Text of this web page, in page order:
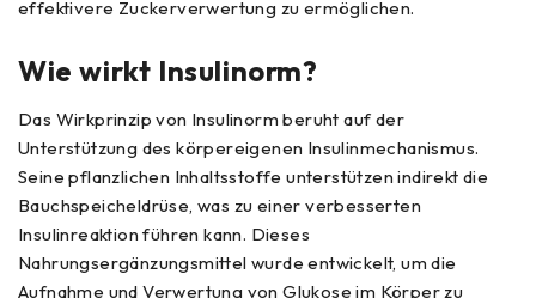
effektivere Zuckerverwertung zu ermöglichen.
Wie wirkt Insulinorm?
Das Wirkprinzip von Insulinorm beruht auf der
Unterstützung des körpereigenen Insulinmechanismus.
Seine pflanzlichen Inhaltsstoffe unterstützen indirekt die
Bauchspeicheldrüse, was zu einer verbesserten
Insulinreaktion führen kann. Dieses
Nahrungsergänzungsmittel wurde entwickelt, um die
Aufnahme und Verwertung von Glukose im Körper zu